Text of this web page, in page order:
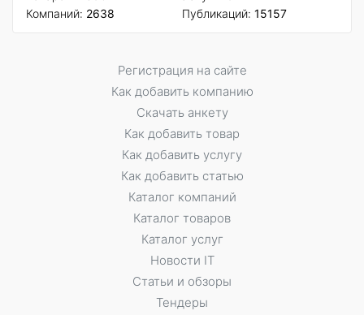
Компаний: 2638
Публикаций: 15157
Регистрация на сайте
Как добавить компанию
Скачать анкету
Как добавить товар
Как добавить услугу
Как добавить статью
Каталог компаний
Каталог товаров
Каталог услуг
Новости IT
Статьи и обзоры
Тендеры